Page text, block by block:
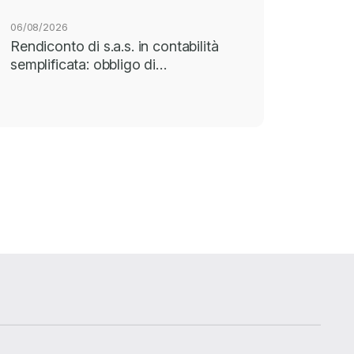
06/08/2026
Rendiconto di s.a.s. in contabilità
semplificata: obbligo di…